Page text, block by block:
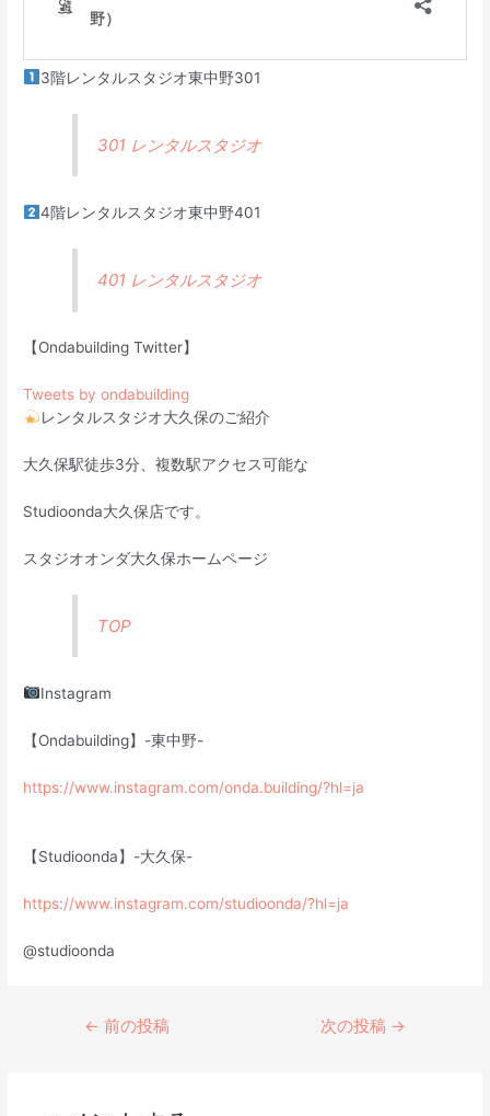
3階レンタルスタジオ東中野301
301 レンタルスタジオ
4階レンタルスタジオ東中野401
401 レンタルスタジオ
【Ondabuilding Twitter】
Tweets by ondabuilding
レンタルスタジオ大久保のご紹介
大久保駅徒歩3分、複数駅アクセス可能な
Studioonda大久保店です。
スタジオオンダ大久保ホームページ
TOP
Instagram
【Ondabuilding】-東中野-
https://www.instagram.com/onda.building/?hl=ja
【Studioonda】-大久保-
https://www.instagram.com/studioonda/?hl=ja
@studioonda
← 前の投稿 次の投稿 →